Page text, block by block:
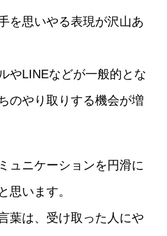
を思いやる表現が沢山あ
やLINEなどが一般的とな
のやり取りする機会が増
ュニケーションを円滑に
思います。
葉は、受け取った人にや